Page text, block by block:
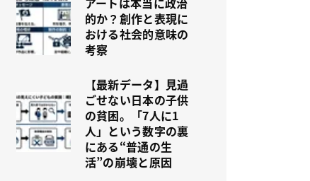
的か？創作と表現に
おける社会的意味の
考察
【最新データ】見過
ごせない日本の子供
の貧困。「7人に1
人」という数字の裏
にある“普通の生
活”の崩壊と原因